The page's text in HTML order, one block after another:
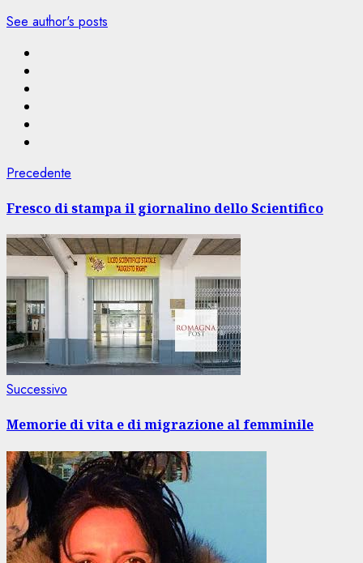
See author's posts
Navigazione
articolo
Precedente
Fresco di stampa il giornalino dello Scientifico
Successivo
Memorie di vita e di migrazione al femminile